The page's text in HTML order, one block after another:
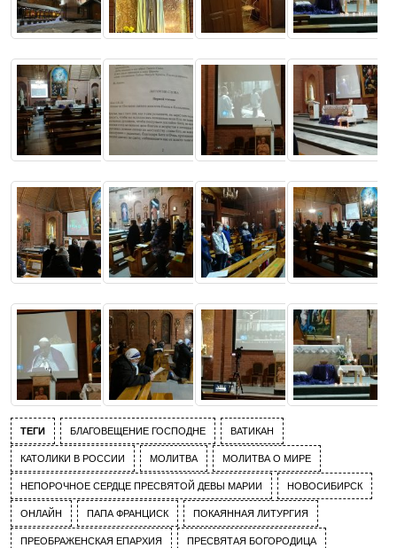
ТЕГИ БЛАГОВЕЩЕНИЕ ГОСПОДНЕ ВАТИКАН
КАТОЛИКИ В РОССИИ МОЛИТВА МОЛИТВА О МИРЕ
НЕПОРОЧНОЕ СЕРДЦЕ ПРЕСВЯТОЙ ДЕВЫ МАРИИ НОВОСИБИРСК
ОНЛАЙН ПАПА ФРАНЦИСК ПОКАЯННАЯ ЛИТУРГИЯ
ПРЕОБРАЖЕНСКАЯ ЕПАРХИЯ ПРЕСВЯТАЯ БОГОРОДИЦА